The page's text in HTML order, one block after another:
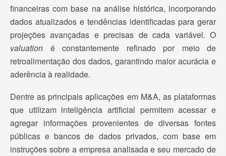
financeiras com base na análise histórica, incorporando
dados atualizados e tendências identificadas para gerar
projeções avançadas e precisas de cada variável. O
valuation é constantemente refinado por meio de
retroalimentação dos dados, garantindo maior acurácia e
aderência à realidade.
Dentre as principais aplicações em M&A, as plataformas
que utilizam inteligência artificial permitem acessar e
agregar informações provenientes de diversas fontes
públicas e bancos de dados privados, com base em
instruções sobre a empresa analisada e seu mercado de